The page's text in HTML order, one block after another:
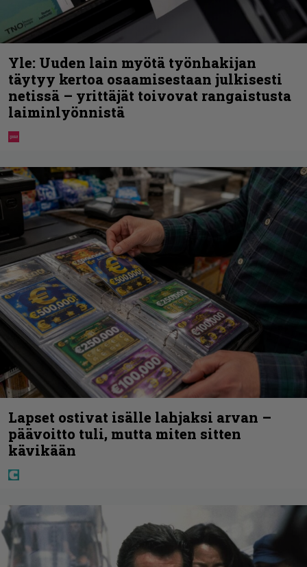
Yle: Uuden lain myötä työnhakijan
täytyy kertoa osaamisestaan julkisesti
netissä – yrittäjät toivovat rangaistusta
laiminlyönnistä
Lapset ostivat isälle lahjaksi arvan –
päävoitto tuli, mutta miten sitten
kävikään